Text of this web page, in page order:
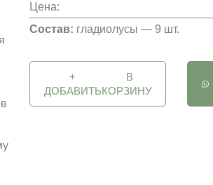
Цена:
Состав: гладиолусы — 9 шт.
+
ДОБАВИТЬ
В
КОРЗИНУ